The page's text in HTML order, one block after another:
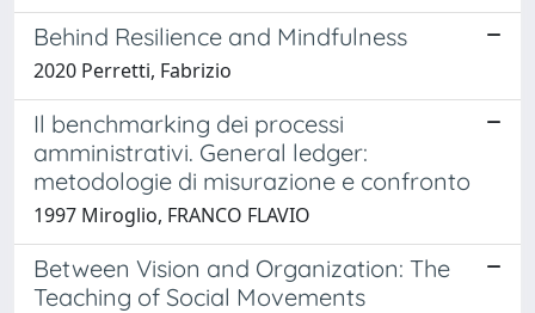
Behind Resilience and Mindfulness
2020 Perretti, Fabrizio
Il benchmarking dei processi
amministrativi. General ledger:
metodologie di misurazione e confronto
1997 Miroglio, FRANCO FLAVIO
Between Vision and Organization: The
Teaching of Social Movements